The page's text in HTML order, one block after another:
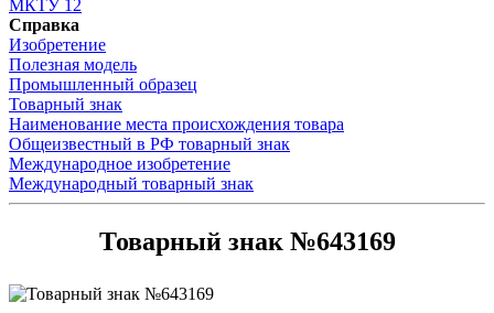
МКТУ 12
Справка
Изобретение
Полезная модель
Промышленный образец
Товарный знак
Наименование места происхождения товара
Общеизвестный в РФ товарный знак
Международное изобретение
Международный товарный знак
Товарный знак №643169